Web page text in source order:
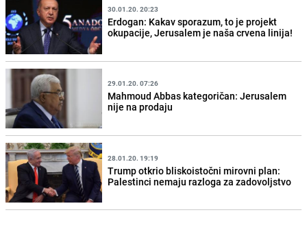
30.01.20. 20:23
Erdogan: Kakav sporazum, to je projekt
okupacije, Jerusalem je naša crvena linija!
29.01.20. 07:26
Mahmoud Abbas kategoričan: Jerusalem
nije na prodaju
28.01.20. 19:19
Trump otkrio bliskoistočni mirovni plan:
Palestinci nemaju razloga za zadovoljstvo